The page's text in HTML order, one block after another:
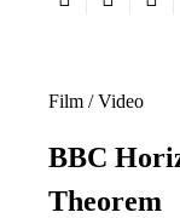
Film / Video
BBC
Theorem